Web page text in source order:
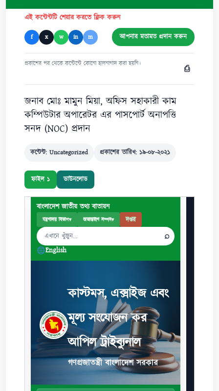
এই কন্টেন্টটি শেয়ার করতে ক্লিক করুন
f x w in m আপনার মতামত প্রদান করুন
প্রকাশের পর থেকে কন্টেন্টে কোনো হালনাগাদ করা হয়নি। ⎙
জনাব মোঃ মামুন মিয়া, অফিস সহাকারী কাম
কম্পিউটার অপারেটর এর পাসপোর্ট অনাপত্তি
সনদ (NOC) প্রদান
কন্টেন্ট: Uncategorized প্রকাশের তারিখ: ১৯-০৮-২০২১
ফাইল ১ ডাউনলোড